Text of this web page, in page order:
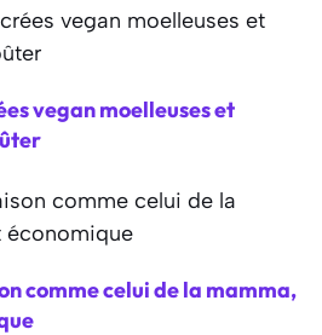
vegan moelleuses et
comme celui de la mamma,